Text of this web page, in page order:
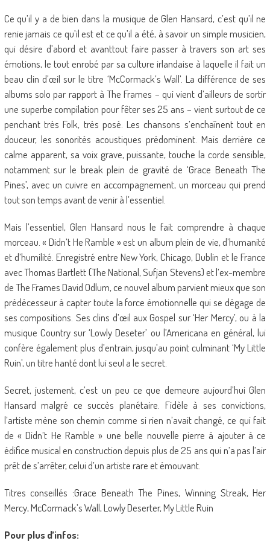
Ce qu’il y a de bien dans la musique de Glen Hansard, c’est qu’il ne
renie jamais ce qu’il est et ce qu’il a été, à savoir un simple musicien,
qui désire d’abord et avanttout faire passer à travers son art ses
émotions, le tout enrobé par sa culture irlandaise à laquelle il fait un
beau clin d’œil sur le titre ‘McCormack’s Wall’. La différence de ses
albums solo par rapport à The Frames – qui vient d’ailleurs de sortir
une superbe compilation pour fêter ses 25 ans – vient surtout de ce
penchant très Folk, très posé. Les chansons s’enchaînent tout en
douceur, les sonorités acoustiques prédominent. Mais derrière ce
calme apparent, sa voix grave, puissante, touche la corde sensible,
notamment sur le break plein de gravité de ‘Grace Beneath The
Pines’, avec un cuivre en accompagnement, un morceau qui prend
tout son temps avant de venir à l’essentiel.
Mais l’essentiel, Glen Hansard nous le fait comprendre à chaque
morceau. « Didn’t He Ramble » est un album plein de vie, d’humanité
et d’humilité. Enregistré entre New York, Chicago, Dublin et le France
avec Thomas Bartlett (The National, Sufjan Stevens) et l’ex-membre
de The Frames David Odlum, ce nouvel album parvient mieux que son
prédécesseur à capter toute la force émotionnelle qui se dégage de
ses compositions. Ses clins d’œil aux Gospel sur ‘Her Mercy’, ou à la
musique Country sur ‘Lowly Deseter’ ou l’Americana en général, lui
confère également plus d’entrain, jusqu’au point culminant ‘My Little
Ruin’, un titre hanté dont lui seul a le secret.
Secret, justement, c’est un peu ce que demeure aujourd’hui Glen
Hansard malgré ce succès planétaire. Fidèle à ses convictions,
l’artiste mène son chemin comme si rien n’avait changé, ce qui fait
de « Didn’t He Ramble » une belle nouvelle pierre à ajouter à ce
édifice musical en construction depuis plus de 25 ans qui n’a pas l’air
prêt de s’arrêter, celui d’un artiste rare et émouvant.
Titres conseillés :Grace Beneath The Pines, Winning Streak, Her
Mercy, McCormack’s Wall, Lowly Deserter, My Little Ruin
Pour plus d’infos: